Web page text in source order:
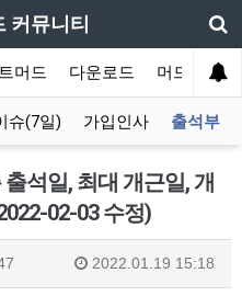
커뮤니티
머드 다운로드 머드 잡담
슈(7일) 가입인사 출석부
석일, 최대 개근일, 개
02-03 수정)
2022.01.19 15:18